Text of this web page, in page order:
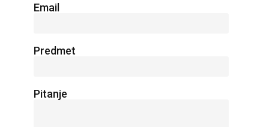
Email
Predmet
Pitanje